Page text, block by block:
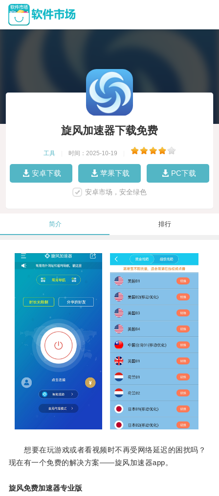
旋风加速器下载免费
工具 时间：2025-10-19
安卓下载 苹果下载 PC下载
安卓市场，安全绿色
简介 排行
想要在玩游戏或者看视频时不再受网络延迟的困扰吗？
现在有一个免费的解决方案——旋风加速器app。
旋风免费加速器专业版